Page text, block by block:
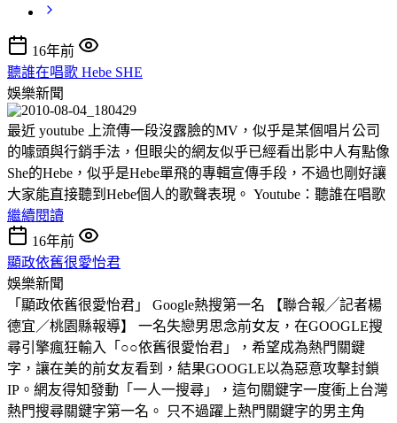
16年前
聽誰在唱歌 Hebe SHE
娛樂新聞
最近 youtube 上流傳一段沒露臉的MV，似乎是某個唱片公司
的噱頭與行銷手法，但眼尖的網友似乎已經看出影中人有點像
She的Hebe，似乎是Hebe單飛的專輯宣傳手段，不過也剛好讓
大家能直接聽到Hebe個人的歌聲表現。 Youtube：聽誰在唱歌
繼續閱讀
16年前
顯政依舊很愛怡君
娛樂新聞
「顯政依舊很愛怡君」 Google熱搜第一名 【聯合報╱記者楊
德宜／桃園縣報導】 一名失戀男思念前女友，在GOOGLE搜
尋引擎瘋狂輸入「○○依舊很愛怡君」，希望成為熱門關鍵
字，讓在美的前女友看到，結果GOOGLE以為惡意攻擊封鎖
IP。網友得知發動「一人一搜尋」，這句關鍵字一度衝上台灣
熱門搜尋關鍵字第一名。 只不過躍上熱門關鍵字的男主角